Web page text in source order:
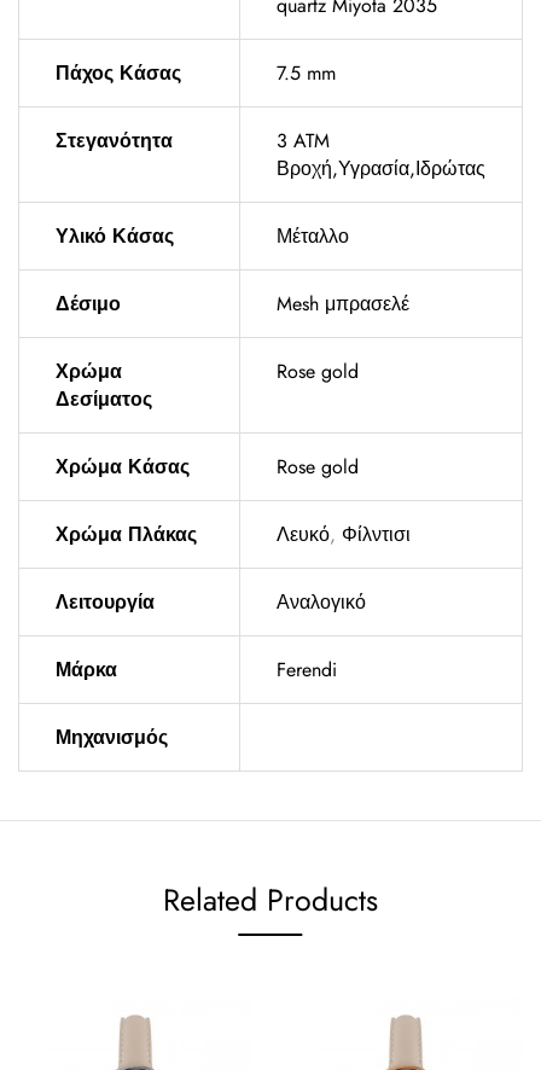
Πάχος Κάσας 7.5 mm
Στεγανότητα
3 ATM
Βροχή,Υγρασία,Ιδρώτας
Υλικό Κάσας Μέταλλο
Δέσιμο Mesh μπρασελέ
Χρώμα
Δεσίματος
Rose gold
Χρώμα Κάσας Rose gold
Χρώμα Πλάκας Λευκό, Φίλντισι
Λειτουργία Αναλογικό
Μάρκα Ferendi
Μηχανισμός
Related Products